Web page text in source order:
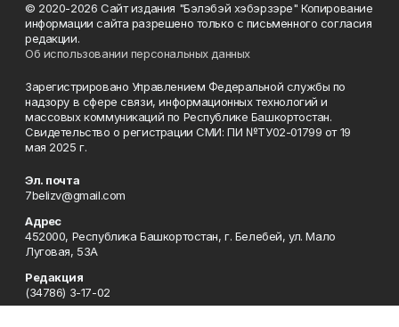
© 2020-2026 Сайт издания "Бэлэбэй хэбэрзэре" Копирование
информации сайта разрешено только с письменного согласия
редакции.
Об использовании персональных данных
Зарегистрировано Управлением Федеральной службы по
надзору в сфере связи, информационных технологий и
массовых коммуникаций по Республике Башкортостан.
Свидетельство о регистрации СМИ: ПИ №ТУ02-01799 от 19
мая 2025 г.
Эл. почта
7belizv@gmail.com
Адрес
452000, Республика Башкортостан, г. Белебей, ул. Мало
Луговая, 53А
Редакция
(34786) 3-17-02